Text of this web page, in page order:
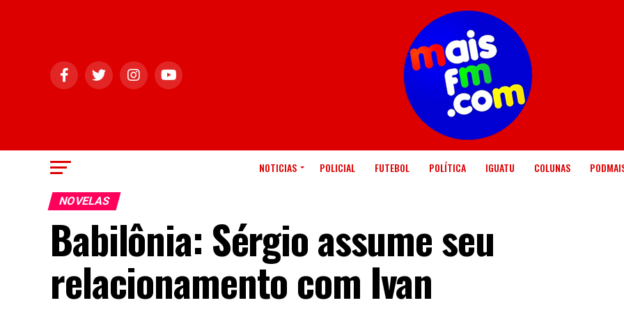
NOTICIAS POLICIAL FUTEBOL POLÍTICA IGUATU COLUNAS
NOVELAS
Babilônia: Sérgio assume seu
relacionamento com Ivan